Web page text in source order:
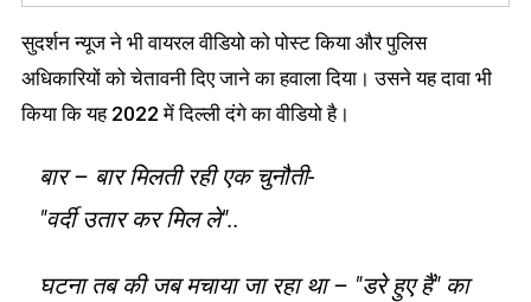
सुदर्शन न्यूज ने भी वायरल वीडियो को पोस्ट किया और पुलिस
अधिकारियों को चेतावनी दिए जाने का हवाला दिया। उसने यह दावा भी
किया कि यह 2022 में दिल्ली दंगे का वीडियो है।
बार – बार मिलती रही एक चुनौती-
"वर्दी उतार कर मिल ले"..
घटना तब की जब मचाया जा रहा था – "डरे हुए हैं" का